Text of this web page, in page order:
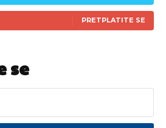
PRETPLATITE SE
se